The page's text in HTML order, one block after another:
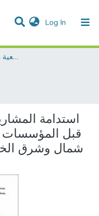
Log In (current)
Dissertations & Theses الرسائل الجامعية
استدامة
قبل المؤسسات
شمال وشرق